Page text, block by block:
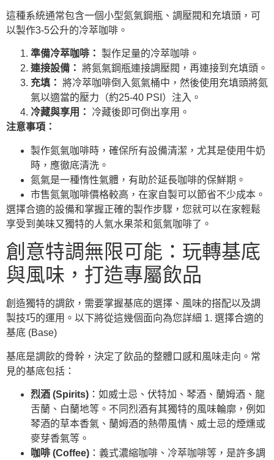
這種系統通常包含一個小型氮氣鋼瓶、調壓閥和充填頭，可
以製作3-5公升的冷萃咖啡。
準備冷萃咖啡： 製作足量的冷萃咖啡。
連接設備： 將氮氣鋼瓶連接調壓閥，再連接到充填頭。
充填： 將冷萃咖啡倒入氮氣桶中，然後使用充填頭將氮
氣以適當的壓力（約25-40 PSI）注入。
冷藏與享用：
冷藏後即可倒出享用。
注意事項：
製作氮氣咖啡時，確保所有設備清潔，尤其是使用牛奶
時，應徹底清洗。
氮氣是一種惰性氣體，有助於延長咖啡的保鮮期。
市售氮氣咖啡價格較高，在家自製可以節省不少成本。
選擇合適的設備和掌握正確的製作步驟，您就可以在家輕鬆
享受到美味又獨特的人氣水果茶和氮氣咖啡了。
創意特調無限可能：玩轉基底
與風味，打造專屬飲品
創造獨特的調飲，需要掌握基底的選擇、風味的搭配以及調
製技巧的運用。以下將從這幾個面向為您詳細 1. 選擇合適的
基底 (Base)
基底是調飲的骨幹，決定了飲品的整體口感和風味走向。常
見的基底包括：
烈酒 (Spirits) ：如威士忌、伏特加、琴酒、蘭姆酒、龍
舌蘭、白蘭地等。不同烈酒有其獨特的風味輪廓，例如
琴酒的草本香氣、蘭姆酒的熱帶風情、威士忌的煙燻或
麥芽香氣等。
咖啡 (Coffee) ：義式濃縮咖啡、冷萃咖啡等，是許多調